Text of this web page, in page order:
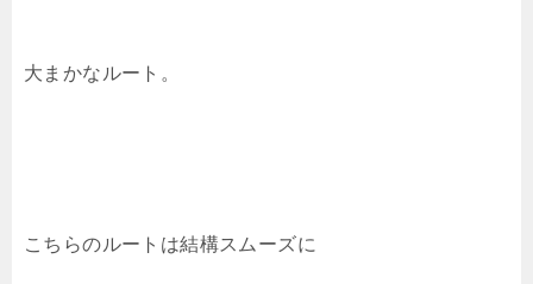
大まかなルート。
こちらのルートは結構スムーズに